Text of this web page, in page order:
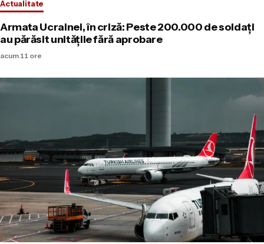
Actualitate
Armata Ucrainei, în criză: Peste 200.000 de soldați
au părăsit unitățile fără aprobare
acum 11 ore